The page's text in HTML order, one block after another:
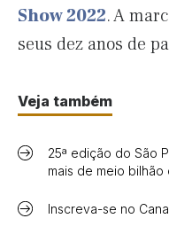
Show 2022. A
seus dez anos de
Veja também
25ª edição do São
mais de meio bilhão
Inscreva-se no